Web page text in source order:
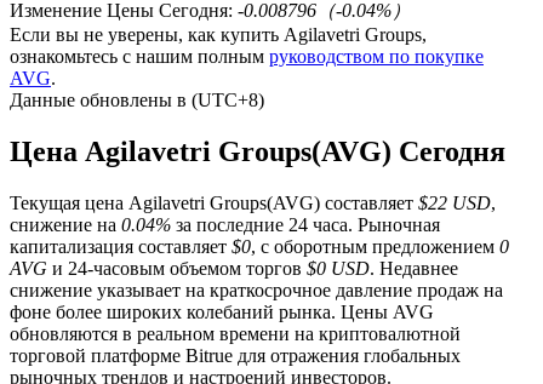
USDT-фьючерсы
Фьючерсы с использованием USDT в качестве
обеспечения
Изменение Цены Сегодня: -0.008796 （-0.04%）
Если вы не уверены, как купить Agilavetri Groups,
ознакомьтесь с нашим полным руководством по покупке
AVG.
Данные обновлены в (UTC+8)
Цена Agilavetri Groups(AVG) Сегодня
Текущая цена Agilavetri Groups(AVG) составляет $22 USD,
снижение на 0.04% за последние 24 часа. Рыночная
капитализация составляет $0, с оборотным предложением 0
AVG и 24-часовым объемом торгов $0 USD. Недавнее
снижение указывает на краткосрочное давление продаж на
фоне более широких колебаний рынка. Цены AVG
обновляются в реальном времени на криптовалютной
торговой платформе Bitrue для отражения глобальных
рыночных трендов и настроений инвесторов.